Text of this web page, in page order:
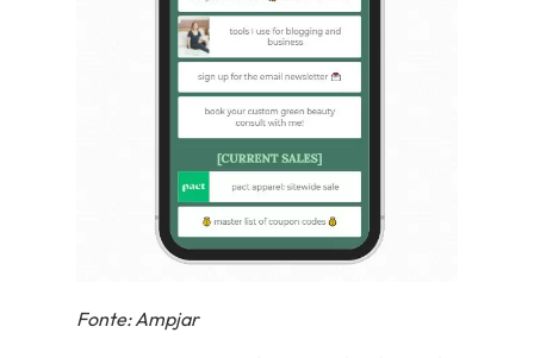
Fonte: Ampjar